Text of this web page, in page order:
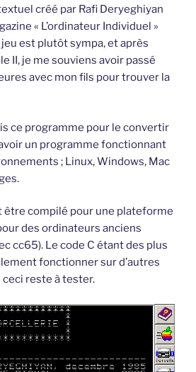
créé par Rafi Deryeghiyan
« L’ordinateur Individuel »
jeu est plutôt sympa, et après
II, je me souviens avoir passé
avec mon fils pour trouver la
ce programme pour le convertir
un programme fonctionnant
; Linux, Windows, Mac
être compilé pour une plateforme
des ordinateurs anciens
cc65). Le code C étant des plus
fonctionner sur d’autres
reste à tester.